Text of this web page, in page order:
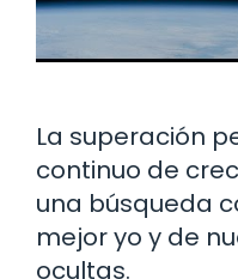
La superación
continuo de
una búsqueda
mejor yo y de
ocultas.